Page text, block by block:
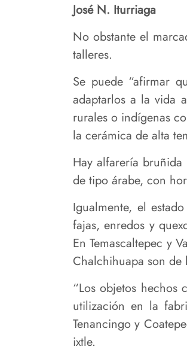
José N. Iturriaga
No obstante el
talleres.
Se puede “afirmar
adaptarlos a la vida
rurales o indígenas
la cerámica de alta
Hay alfarería
de tipo árabe, con
Igualmente, el
fajas, enredos y
En Temascaltepec y
Chalchihuapa son de
“Los objetos hechos
utilización en la
Tenancingo y
ixtle.